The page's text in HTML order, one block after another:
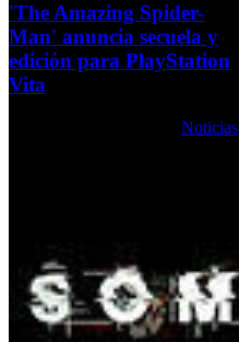
'The Amazing Spider-
Man' anuncia secuela y
edición para PlayStation
Vita
Noticias